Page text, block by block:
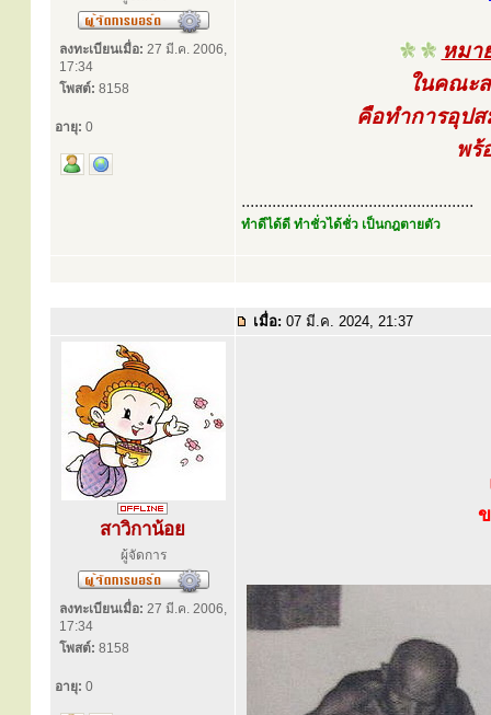
ลงทะเบียนเมื่อ: 27 มี.ค. 2006,
17:34
โพสต์: 8158
อายุ: 0
หมา
ในคณะ
คือทำการอุป
พร้
.....................................................
ทำดีได้ดี ทำชั่วได้ชั่ว เป็นกฎตายตัว
เมื่อ: 07 มี.ค. 2024, 21:37
สาวิกาน้อย
ผู้จัดการ
ลงทะเบียนเมื่อ: 27 มี.ค. 2006,
17:34
โพสต์: 8158
อายุ: 0